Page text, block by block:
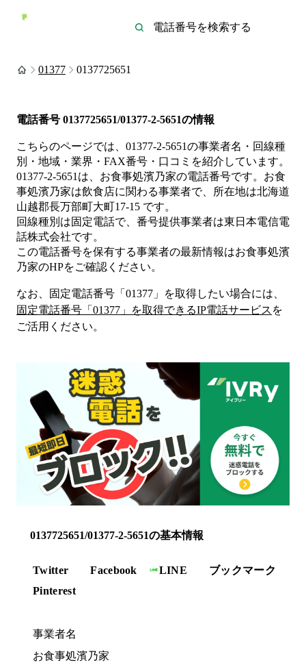
01377 0137725651
電話番号 0137725651/01377-2-5651の情報
こちらのページでは、 01377-2-5651の事業者名・回線種
別・地域・業界・FAX番号・口コミを紹介しています。
01377-2-5651 は、 お食事処濱乃家の電話番号です。 お食
事処濱乃家は飲食店に関わる事業者で、所在地は北海道
山越郡長万部町大町17-15 です。
回線種別は固定電話で、番号提供事業者は東日本電信電
話株式会社です。
この電話番号を保有する事業者の最新情報はお食事処濱
乃家のHPをご確認ください。
なお、固定電話番号「 01377 」を取得したい場合には、
固定電話番号「 01377 」を取得できるIP電話サービス を
ご活用ください。
0137725651/01377-2-5651の基本情報
Twitter Facebook LINE
ブックマーク
Pinterest
事業者名
お食事処濱乃家